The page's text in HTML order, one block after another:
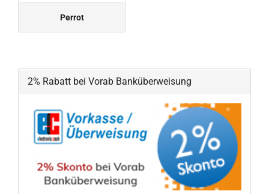
Perrot
2% Rabatt bei Vorab Banküberweisung